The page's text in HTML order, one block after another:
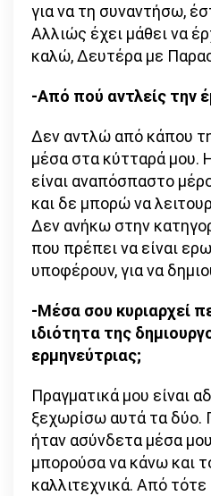
για να τη συναντήσω,
Αλλιώς έχει μάθει να
καλώ, Δευτέρα με
-Από πού αντλείς την
Δεν αντλώ από κάπου
μέσα στα κύτταρά μου.
είναι αναπόσπαστο
και δε μπορώ να
Δεν ανήκω στην
που πρέπει να είναι
υποφέρουν, για να
-Μέσα σου κυριαρχεί
ιδιότητα της
ερμηνεύτριας;
Πραγματικά μου είναι
ξεχωρίσω αυτά τα δύο.
ήταν ασύνδετα μέσα μου
μπορούσα να κάνω και
καλλιτεχνικά. Από